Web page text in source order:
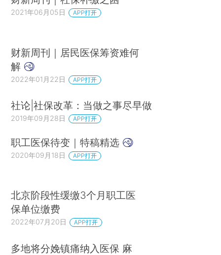
2021年06月05日 APP打开
财新周刊｜居民医保筹资难何
解
2022年01月22日 APP打开
社论|社保改革：当做之事尽早做
2019年09月28日 APP打开
职工医保待变｜特稿精选
2020年09月18日 APP打开
北京阶段性缓缴3个月职工医
保单位缴费
2022年07月20日 APP打开
多地将分娩镇痛纳入医保 麻